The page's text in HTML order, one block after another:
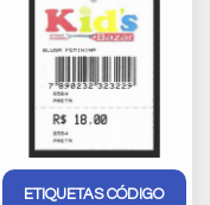
ETIQUETAS CÓDIGO